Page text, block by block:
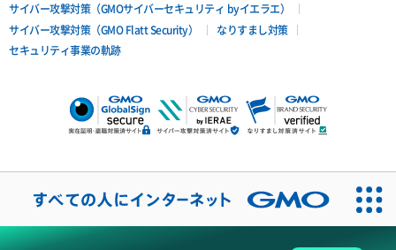
サイバー攻撃対策（GMOサイバーセキュリティ byイエラエ）
サイバー攻撃対策（GMO Flatt Security）
なりすまし対策
セキュリティ事業の軌跡